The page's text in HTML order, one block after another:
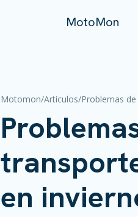
MotoMon
Motomon/Artículos/Problemas
en